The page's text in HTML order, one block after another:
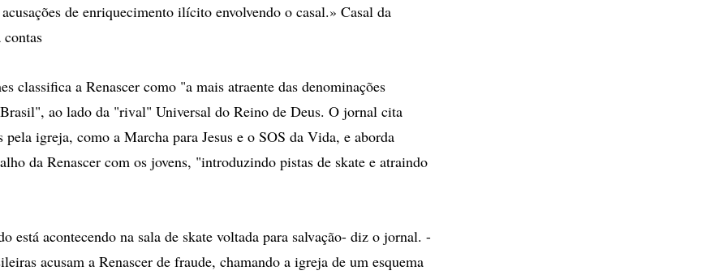
de enriquecimento ilícito envolvendo o casal.» Casal da
contas
classifica a Renascer como "a mais atraente das denominações
ao lado da "rival" Universal do Reino de Deus. O jornal cita
pela igreja, como a Marcha para Jesus e o SOS da Vida, e aborda
da Renascer com os jovens, "introduzindo pistas de skate e atraindo
está acontecendo na sala de skate voltada para salvação- diz o jornal. -
acusam a Renascer de fraude, chamando a igreja de um esquema